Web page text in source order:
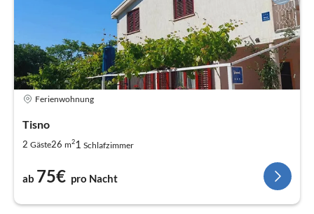
Ferienwohnung
Tisno
2 Gäste26 m21 Schlafzimmer
ab 75€ pro Nacht